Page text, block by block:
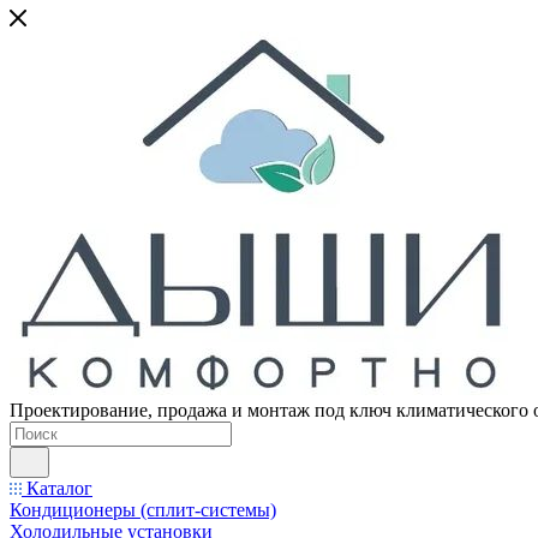
Проектирование, продажа и монтаж под ключ климатического
Каталог
Кондиционеры (сплит-системы)
Холодильные установки